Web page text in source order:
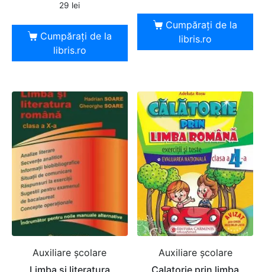
29 lei
Cumpărați de la
libris.ro
Cumpărați de la
libris.ro
Auxiliare şcolare
Limba si literatura
Auxiliare şcolare
Calatorie prin limba